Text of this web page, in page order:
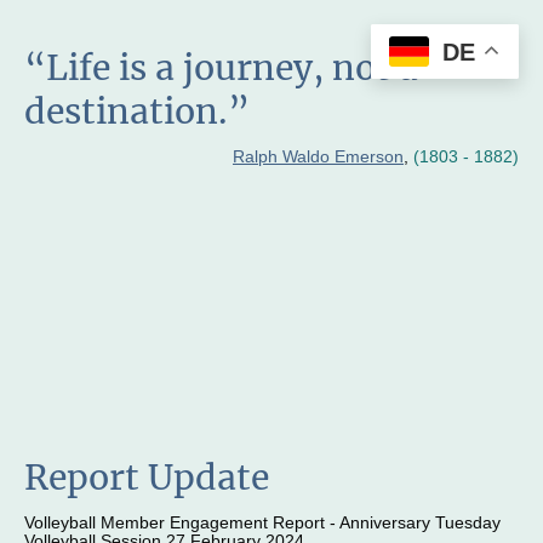
“Life is a journey, not a
destination.”
Ralph Waldo Emerson, (1803 - 1882)
Report Update
Volleyball Member Engagement Report - Anniversary Tuesday
DE